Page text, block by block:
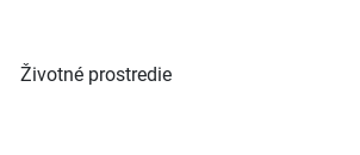
Životné prostredie